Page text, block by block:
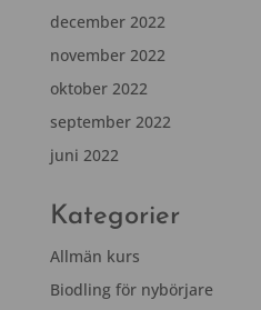
december 2022
november 2022
oktober 2022
september 2022
juni 2022
Kategorier
Allmän kurs
Biodling för nybörjare